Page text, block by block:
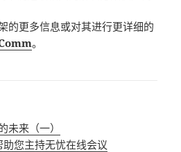
的更多信息或对其进行更详细的
。
未来（一）
您主持无忧在线会议